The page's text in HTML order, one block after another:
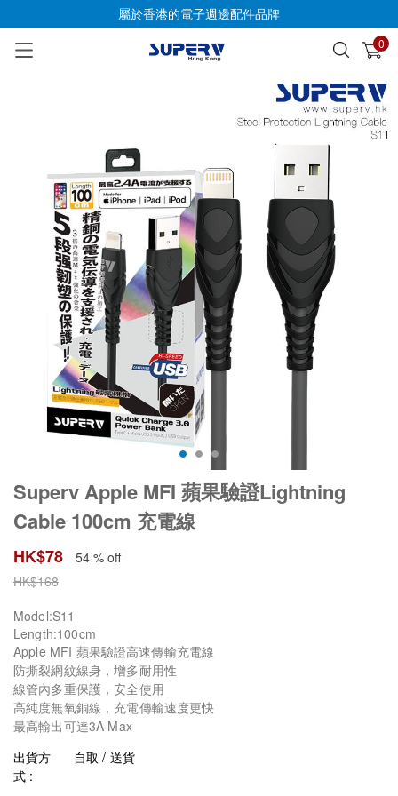
屬於香港的電子週邊配件品牌
0
已加入購物車 查看
Superv Apple MFI 蘋果驗證Lightning
Cable 100cm 充電線
HK$78
54 % off
HK$168
Model:S11
Length:100cm
Apple MFI 蘋果驗證高速傳輸充電線
防撕裂網紋線身，增多耐用性
線管內多重保護，安全使用
高純度無氧銅線，充電傳輸速度更快
最高輸出可達3A Max
出貨方
式 :
自取 / 送貨